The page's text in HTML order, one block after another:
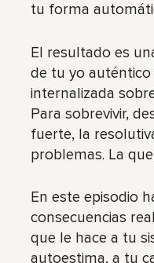
tu forma
El resultado es
de tu yo
internalizada
Para sobrevivir,
fuerte, la
problemas. La
En este episodio
consecuencias
que le hace a tu
autoestima, a tu